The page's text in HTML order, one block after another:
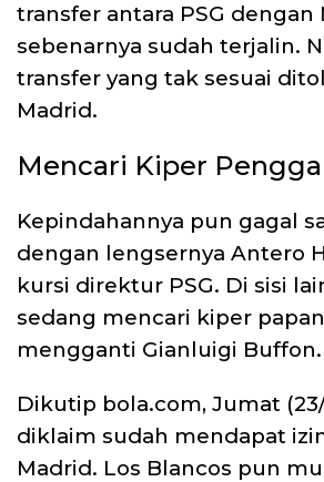
transfer antara PSG dengan
sebenarnya sudah terjalin.
transfer yang tak sesuai
Madrid.
Mencari Kiper
Kepindahannya pun gagal
dengan lengsernya Antero
kursi direktur PSG. Di sisi
sedang mencari kiper
mengganti Gianluigi Buffon.
Dikutip bola.com, Jumat
diklaim sudah mendapat
Madrid. Los Blancos pun